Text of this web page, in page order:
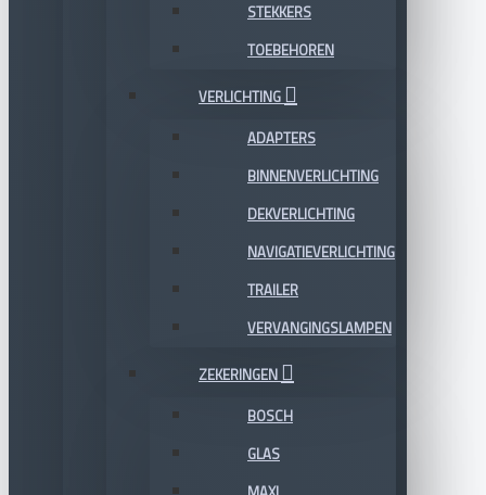
STEKKERS
TOEBEHOREN
VERLICHTING
ADAPTERS
BINNENVERLICHTING
DEKVERLICHTING
NAVIGATIEVERLICHTING
TRAILER
VERVANGINGSLAMPEN
ZEKERINGEN
BOSCH
GLAS